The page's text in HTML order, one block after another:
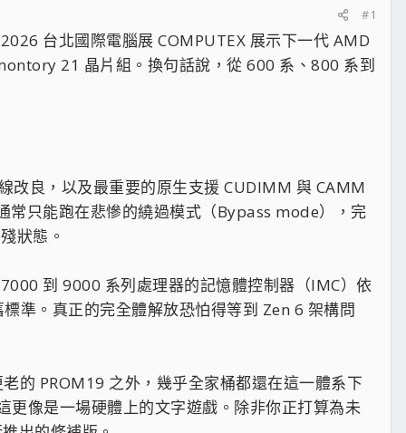
#1
台北國際電腦展 COMPUTEX 展示下一代 AMD
21 晶片組。換句話說，從 600 系、800 系到
改良，以及最重要的原生支援 CUDIMM 與 CAMM
常只能跑在悲慘的繞過模式（Bypass mode），完
狀態。
到 9000 系列處理器的記憶體控制器（IMC）依
準。真正的完全體解放恐怕得等到 Zen 6 架構問
的 PROM19 之外，幾乎全家桶都還在這一體系下
像是一場硬體上的文字遊戲。除非你正打算為未